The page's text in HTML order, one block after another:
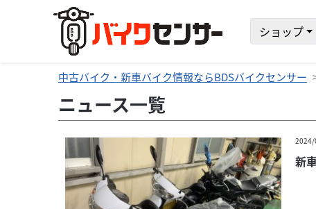
ショップ
中古バイク・新車バイク情報ならBDSバイクセンサー
ニュース一覧
新